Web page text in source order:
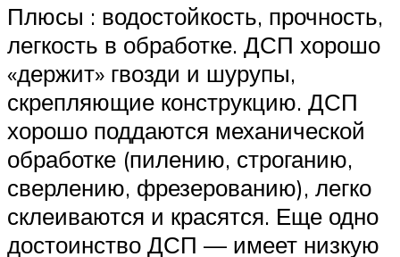
Плюсы : водостойкость, прочность,
легкость в обработке. ДСП хорошо
«держит» гвозди и шурупы,
скрепляющие конструкцию. ДСП
хорошо поддаются механической
обработке (пилению, строганию,
сверлению, фрезерованию), легко
склеиваются и красятся. Еще одно
достоинство ДСП — имеет низкую